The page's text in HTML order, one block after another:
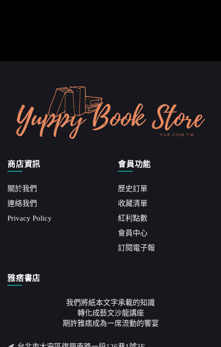
商店資訊
關於我們
連絡我們
Privacy Policy
會員功能
歷史訂單
收藏清單
紅利點數
會員中心
訂閱電子報
雅痞書店
我們將紙本文字承載的知識
轉化成藝文沙龍講座
期許雅痞成為一席流動的饗宴